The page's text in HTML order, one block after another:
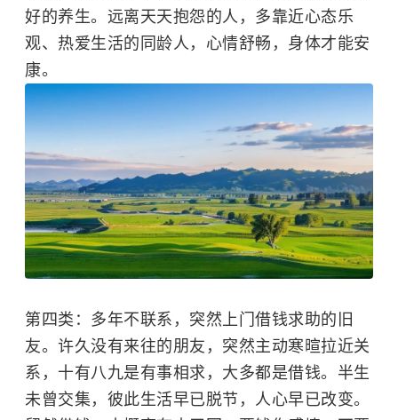
好的养生。远离天天抱怨的人，多靠近心态乐
观、热爱生活的同龄人，心情舒畅，身体才能安
康。
第四类：多年不联系，突然上门借钱求助的旧
友。许久没有来往的朋友，突然主动寒暄拉近关
系，十有八九是有事相求，大多都是借钱。半生
未曾交集，彼此生活早已脱节，人心早已改变。